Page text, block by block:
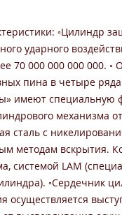
◦Цилиндр
ударного
70 000 000 000 000. ◦
пина в четыре
имеют специальную
механизма
сталь с
методам вскрытия.
системой LAM
◦Сердечник
осуществляется